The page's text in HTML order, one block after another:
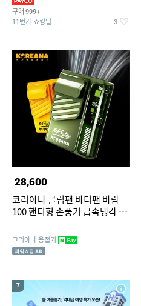
구매 999+
11번가 쇼킹딜 3
28,600
코리아나 클립팬 바디팬 바람
100 핸디형 손풍기 급속냉각 등
코리아나 용접기
7